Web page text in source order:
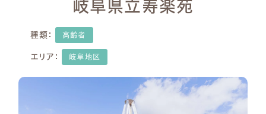
岐阜県立寿楽苑
種類： 高齢者
エリア： 岐阜地区